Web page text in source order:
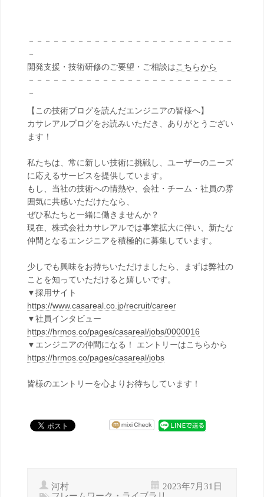
－－－－－－－－－－－－－－－－－－－－－－－－－
－
開発支援・技術研修のご要望・ご相談はこちらから
－－－－－－－－－－－－－－－－－－－－－－－－－
－
【この技術ブログを読んだエンジニアの皆様へ】
カサレアルブログをお読みいただき、ありがとうござい
ます！
私たちは、常に新しい技術に挑戦し、ユーザーのニーズ
に応えるサービスを提供しています。
もし、当社の技術への情熱や、会社・チーム・社員の雰
囲気に共感いただけたなら、
ぜひ私たちと一緒に働きませんか？
現在、株式会社カサレアルでは事業拡大に伴い、新たな
仲間となるエンジニアを積極的に募集しています。
少しでも興味をお持ちいただけましたら、まずは弊社の
ことを知っていただけると嬉しいです。
▼採用サイト
https://www.casareal.co.jp/recruit/career
▼社員インタビュー
https://hrmos.co/pages/casareal/jobs/0000016
▼エンジニアの仲間になる！ エントリーはこちらから
https://hrmos.co/pages/casareal/jobs
皆様のエントリーを心よりお待ちしています！
河村 2023年7月31日